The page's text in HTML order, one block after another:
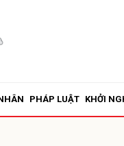
PHÁP LUẬT KHỞI